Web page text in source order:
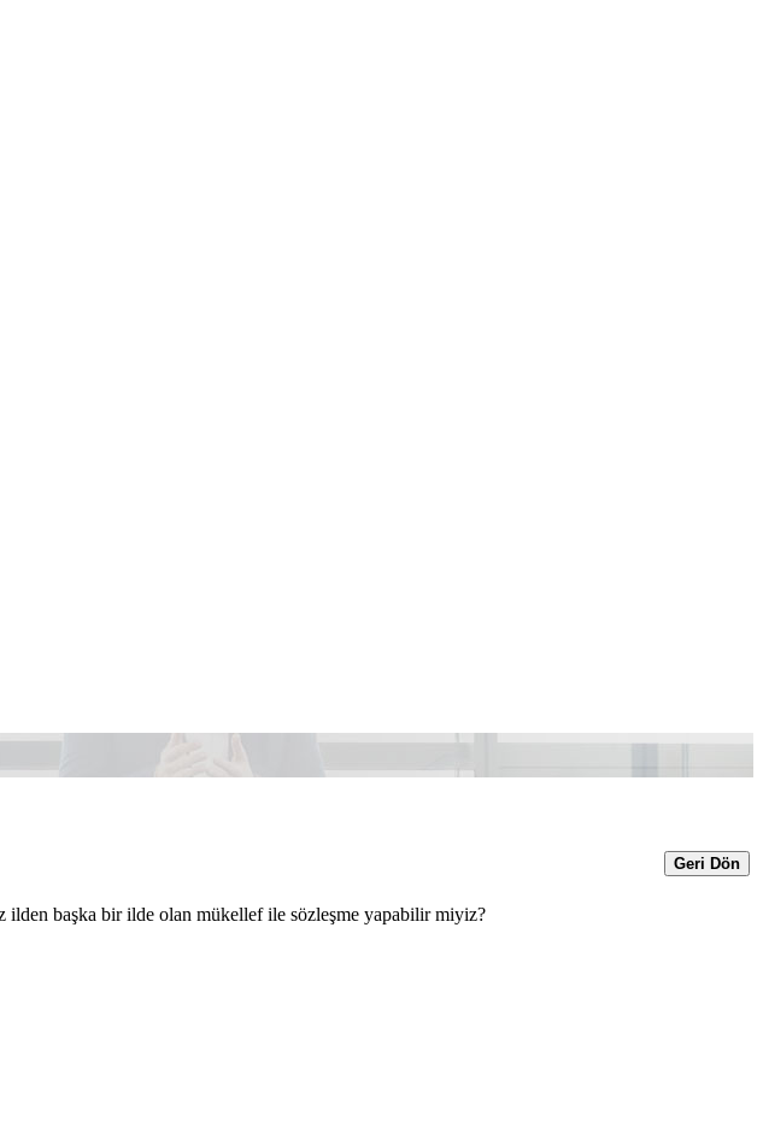
Geri Dön
ilden başka bir ilde olan mükellef ile sözleşme yapabilir miyiz?